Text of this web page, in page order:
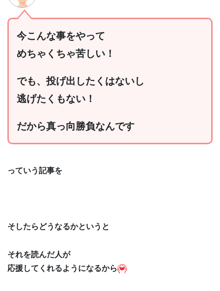
今こんな事をやって
めちゃくちゃ苦しい！
でも、投げ出したくはないし
逃げたくもない！
だから真っ向勝負なんです
っていう記事を
そしたらどうなるかというと
それを読んだ人が
応援してくれるようになるから